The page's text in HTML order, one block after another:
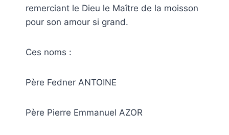
remerciant le Dieu le Maître de la moisson
pour son amour si grand.
Ces noms :
Père Fedner ANTOINE
Père Pierre Emmanuel AZOR